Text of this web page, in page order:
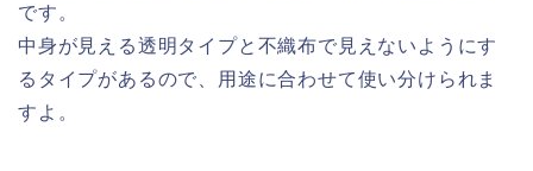
です。
中身が見える透明タイプと不織布で見えないようにす
るタイプがあるので、用途に合わせて使い分けられま
すよ。